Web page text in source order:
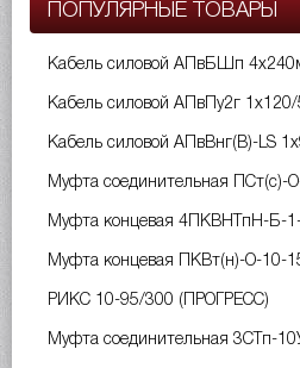
ПОПУЛЯРНЫЕ ТОВАРЫ
Кабель силовой АПвБШп
Кабель силовой АПвПу2г
Кабель силовой АПвВнг(B)-LS
Муфта соединительная
Муфта концевая 4ПКВНТпН-Б-
Муфта концевая ПКВт(н)-О-10-
РИКС 10-95/300 (ПРОГРЕСС)
Муфта соединительная 3СТп-